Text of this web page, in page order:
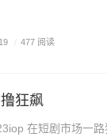
/ 477 阅读
狂飙
在短剧市场一